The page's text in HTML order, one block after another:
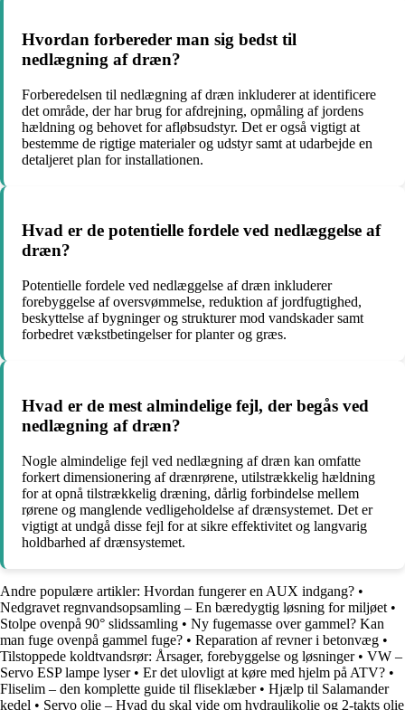
Hvordan forbereder man sig bedst til
nedlægning af dræn?
Forberedelsen til nedlægning af dræn inkluderer at identificere
det område, der har brug for afdrejning, opmåling af jordens
hældning og behovet for afløbsudstyr. Det er også vigtigt at
bestemme de rigtige materialer og udstyr samt at udarbejde en
detaljeret plan for installationen.
Hvad er de potentielle fordele ved nedlæggelse af
dræn?
Potentielle fordele ved nedlæggelse af dræn inkluderer
forebyggelse af oversvømmelse, reduktion af jordfugtighed,
beskyttelse af bygninger og strukturer mod vandskader samt
forbedret vækstbetingelser for planter og græs.
Hvad er de mest almindelige fejl, der begås ved
nedlægning af dræn?
Nogle almindelige fejl ved nedlægning af dræn kan omfatte
forkert dimensionering af drænrørene, utilstrækkelig hældning
for at opnå tilstrækkelig dræning, dårlig forbindelse mellem
rørene og manglende vedligeholdelse af drænsystemet. Det er
vigtigt at undgå disse fejl for at sikre effektivitet og langvarig
holdbarhed af drænsystemet.
Andre populære artikler: Hvordan fungerer en AUX indgang? •
Nedgravet regnvandsopsamling – En bæredygtig løsning for miljøet •
Stolpe ovenpå 90° slidssamling • Ny fugemasse over gammel? Kan
man fuge ovenpå gammel fuge? • Reparation af revner i betonvæg •
Tilstoppede koldtvandsrør: Årsager, forebyggelse og løsninger• VW –
Servo ESP lampe lyser• Er det ulovligt at køre med hjelm på ATV? •
Fliselim – den komplette guide til fliseklæber• Hjælp til Salamander
kedel • Servo olie – Hvad du skal vide om hydraulikolie og 2-takts olie